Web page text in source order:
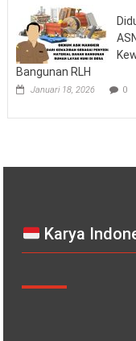
Bangunan RLH
Januari 18, 2026 0
Karya